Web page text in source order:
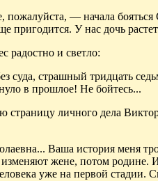
пожалуйста, — начала
пригодится. У нас дочь
радостно и светло:
суда, страшный тридцать
в прошлое! Не бойтесь...
страницу личного дела
Ваша история меня
изменяют жене, потом родине.
уже на первой стадии.